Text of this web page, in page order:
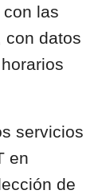
las
con datos
servicios
en
de